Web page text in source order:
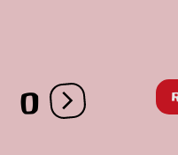
0 Ouvrir les